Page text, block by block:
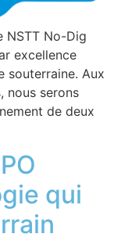
NSTT No-Dig
excellence
souterraine. Aux
nous serons
de deux
qui